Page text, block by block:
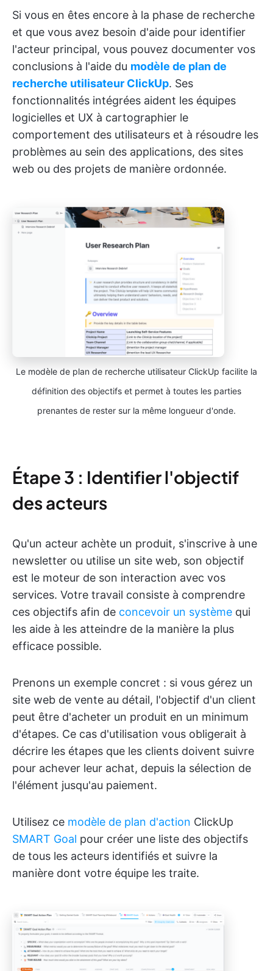
Si vous en êtes encore à la phase de recherche
et que vous avez besoin d'aide pour identifier
l'acteur principal, vous pouvez documenter vos
conclusions à l'aide du modèle de plan de
recherche utilisateur ClickUp. Ses
fonctionnalités intégrées aident les équipes
logicielles et UX à cartographier le
comportement des utilisateurs et à résoudre les
problèmes au sein des applications, des sites
web ou des projets de manière ordonnée.
Le modèle de plan de recherche utilisateur ClickUp facilite la
définition des objectifs et permet à toutes les parties
prenantes de rester sur la même longueur d'onde.
Étape 3 : Identifier l'objectif
des acteurs
Qu'un acteur achète un produit, s'inscrive à une
newsletter ou utilise un site web, son objectif
est le moteur de son interaction avec vos
services. Votre travail consiste à comprendre
ces objectifs afin de concevoir un système qui
les aide à les atteindre de la manière la plus
efficace possible.
Prenons un exemple concret : si vous gérez un
site web de vente au détail, l'objectif d'un client
peut être d'acheter un produit en un minimum
d'étapes. Ce cas d'utilisation vous obligerait à
décrire les étapes que les clients doivent suivre
pour achever leur achat, depuis la sélection de
l'élément jusqu'au paiement.
Utilisez ce modèle de plan d'action ClickUp
SMART Goal pour créer une liste des objectifs
de tous les acteurs identifiés et suivre la
manière dont votre équipe les traite.